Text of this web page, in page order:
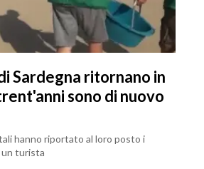
Sardegna ritornano in
sono di nuovo
hanno riportato al loro posto i
turista